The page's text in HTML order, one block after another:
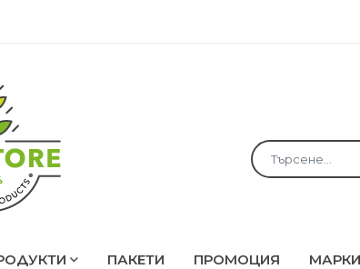
ПАКЕТИ ПРОМОЦИЯ МАРКИ